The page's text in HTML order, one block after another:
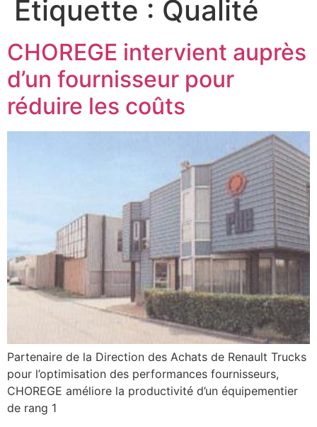
Étiquette : Qualité
CHOREGE intervient auprès
d’un fournisseur pour
réduire les coûts
Partenaire de la Direction des Achats de Renault Trucks
pour l’optimisation des performances fournisseurs,
CHOREGE améliore la productivité d’un équipementier
de rang 1